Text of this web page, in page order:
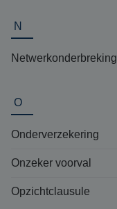
N
Netwerkonderbreking
O
Onderverzekering
Onzeker voorval
Opzichtclausule